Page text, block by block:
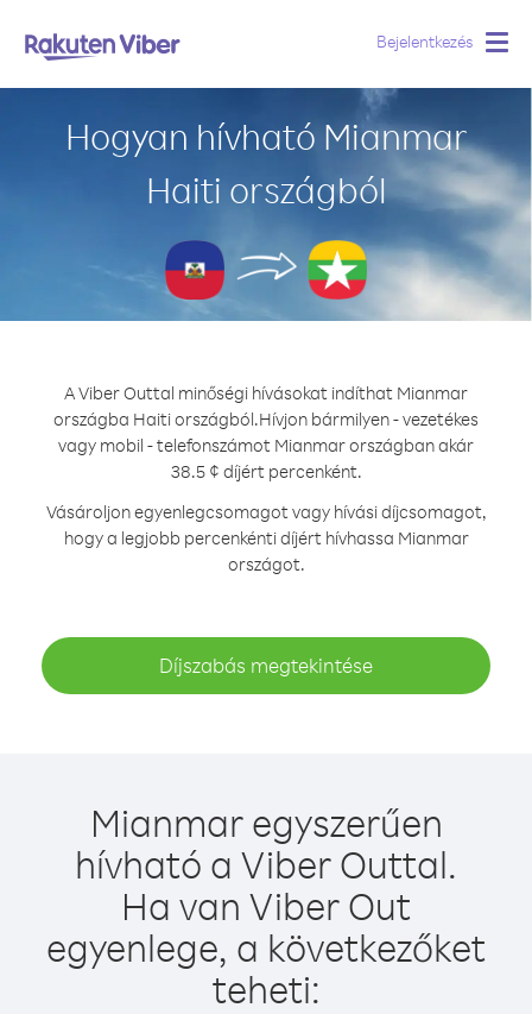
Bejelentkezés
Hogyan hívható Mianmar
Haiti országból
A Viber Outtal minőségi hívásokat indíthat Mianmar
országba Haiti országból.Hívjon bármilyen - vezetékes
vagy mobil - telefonszámot Mianmar országban akár
38.5 ¢ díjért percenként.
Vásároljon egyenlegcsomagot vagy hívási díjcsomagot,
hogy a legjobb percenkénti díjért hívhassa Mianmar
országot.
Díjszabás megtekintése
Mianmar egyszerűen
hívható a Viber Outtal.
Ha van Viber Out
egyenlege, a következőket
teheti: